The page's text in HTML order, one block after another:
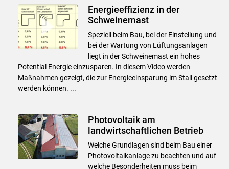
Energieeffizienz in der
Schweinemast
Speziell beim Bau, bei der Einstellung und
bei der Wartung von Lüftungsanlagen
liegt in der Schweinemast ein hohes
Potential Energie einzusparen. In diesem Video werden
Maßnahmen gezeigt, die zur Energieeinsparung im Stall gesetzt
werden können. ...
Photovoltaik am
landwirtschaftlichen Betrieb
Welche Grundlagen sind beim Bau einer
Photovoltaikanlage zu beachten und auf
welche Besonderheiten muss beim